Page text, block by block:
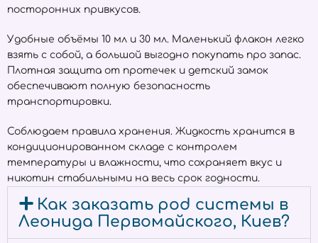
посторонних привкусов.
Удобные объёмы 10 мл и 30 мл. Маленький флакон легко
взять с собой, а большой выгодно покупать про запас.
Плотная защита от протечек и детский замок
обеспечивают полную безопасность
транспортировки.
Соблюдаем правила хранения. Жидкость хранится в
кондиционированном складе с контролем
температуры и влажности, что сохраняет вкус и
никотин стабильными на весь срок годности.
Как заказать pod системы в
Леонида Первомайского, Киев?